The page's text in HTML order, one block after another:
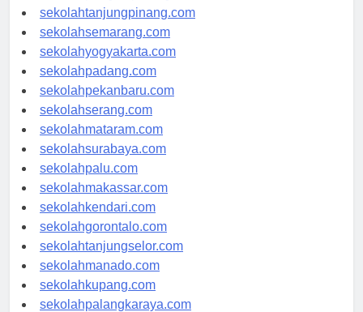
sekolahpangkalpinang.com
sekolahtanjungpinang.com
sekolahsemarang.com
sekolahyogyakarta.com
sekolahpadang.com
sekolahpekanbaru.com
sekolahserang.com
sekolahmataram.com
sekolahsurabaya.com
sekolahpalu.com
sekolahmakassar.com
sekolahkendari.com
sekolahgorontalo.com
sekolahtanjungselor.com
sekolahmanado.com
sekolahkupang.com